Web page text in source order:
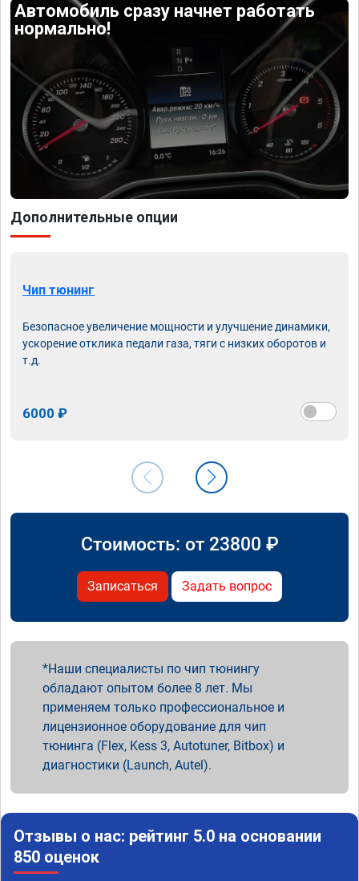
Автомобиль сразу начнет работать
нормально!
Дополнительные опции
Чип тюнинг
Безопасное увеличение мощности и улучшение динамики,
ускорение отклика педали газа, тяги с низких оборотов и
т.д.
6000 ₽
Стоимость: от 23800 ₽
Записаться Задать вопрос
Наши специалисты по чип тюнингу
обладают опытом более 8 лет. Мы
применяем только профессиональное и
лицензионное оборудование для чип
тюнинга (Flex, Kess 3, Autotuner, Bitbox) и
диагностики (Launch, Autel).
Отзывы о нас: рейтинг 5.0 на основании
850 оценок